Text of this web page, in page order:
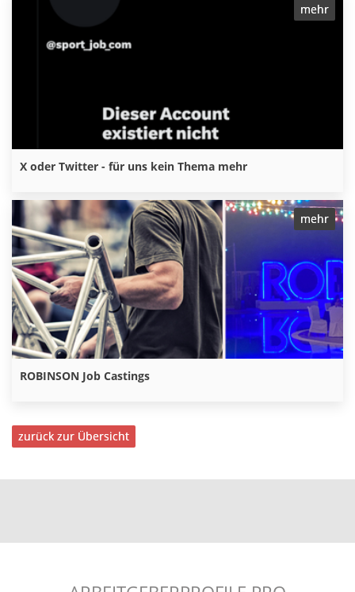
mehr
X oder Twitter - für uns kein Thema mehr
mehr
ROBINSON Job Castings
zurück zur Übersicht